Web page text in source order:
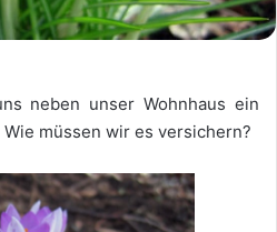
neben unser Wohnhaus ein
Wie müssen wir es versichern?